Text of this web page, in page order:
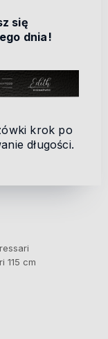
się
dnia!
krok po
długości.
115 cm